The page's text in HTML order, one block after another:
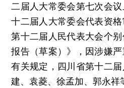
二届人大常委会第七次会
十二届人大常委会代表资
第十二届人民代表大会个
报告（草案）》，因涉嫌
有关规定，四川省第十二
建、袁菱、徐孟加、郭永祥